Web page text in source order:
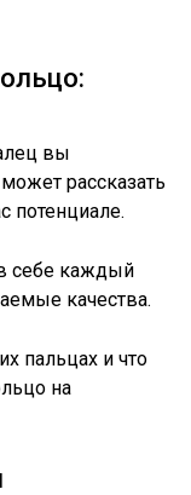
вы
рассказать
потенциале.
себе каждый
качества.
пальцах и что
на